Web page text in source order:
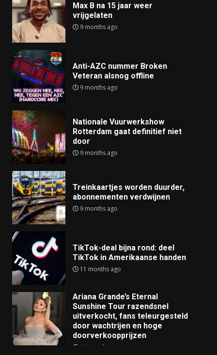
Max B na 15 jaar weer
vrijgelaten
9 months ago
Anti-AZC nummer Broken
Veteran alsnog offline
9 months ago
Nationale Vuurwerkshow
Rotterdam gaat definitief niet
door
9 months ago
Treinkaartjes worden duurder,
abonnementen verdwijnen
9 months ago
TikTok-deal bijna rond: deel
TikTok in Amerikaanse handen
11 months ago
Ariana Grande’s Eternal
Sunshine Tour razendsnel
uitverkocht, fans teleurgesteld
door wachtrijen en hoge
doorverkoopprijzen
11 months ago